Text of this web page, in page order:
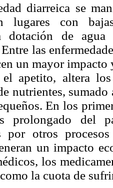
diarreica se
lugares con
dotación de
las
un mayor
apetito, altera
nutrientes,
En los
prolongado del
por otros
un impacto
los
la cuota de